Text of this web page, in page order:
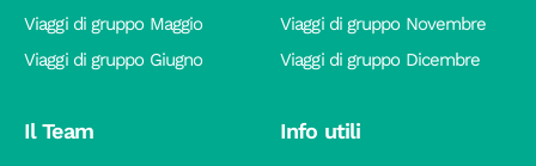
Viaggi di gruppo Maggio
Viaggi di gruppo Giugno
Viaggi di gruppo Novembre
Viaggi di gruppo Dicembre
Il Team Info utili